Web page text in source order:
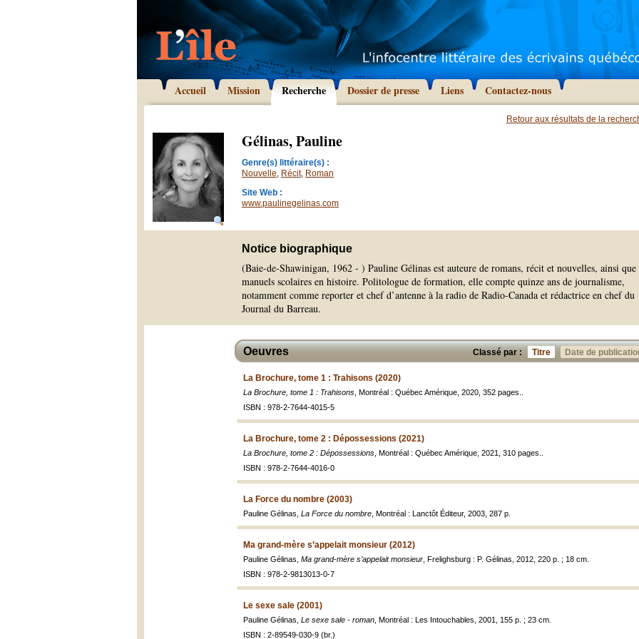
Accueil Mission Recherche Dossier de presse Liens Contactez-nous
Retour aux résultats de la
Gélinas, Pauline
Genre(s) littéraire(s) :
Nouvelle, Récit, Roman
Site Web :
www.paulinegelinas.com
Notice biographique
(Baie-de-Shawinigan, 1962 - ) Pauline Gélinas est auteure de romans, récit et nouvelles, ainsi que
manuels scolaires en histoire. Politologue de formation, elle compte quinze ans de journalisme,
notamment comme reporter et chef d’antenne à la radio de Radio-Canada et rédactrice en chef du
Journal du Barreau.
Classé par : Titre Date de
Oeuvres
La Brochure, tome 1 : Trahisons (2020)
La Brochure, tome 1 : Trahisons , Montréal : Québec Amérique, 2020, 352 pages..
ISBN : 978-2-7644-4015-5
La Brochure, tome 2 : Dépossessions (2021)
La Brochure, tome 2 : Dépossessions , Montréal : Québec Amérique, 2021, 310 pages..
ISBN : 978-2-7644-4016-0
La Force du nombre (2003)
Pauline Gélinas, La Force du nombre , Montréal : Lanctôt Éditeur, 2003, 287 p.
Ma grand-mère s’appelait monsieur (2012)
Pauline Gélinas, Ma grand-mère s’appelait monsieur , Frelighsburg : P. Gélinas, 2012, 220 p. ; 18 cm.
ISBN : 978-2-9813013-0-7
Le sexe sale (2001)
Pauline Gélinas, Le sexe sale - roman , Montréal : Les Intouchables, 2001, 155 p. ; 23 cm.
ISBN : 2-89549-030-9 (br.)